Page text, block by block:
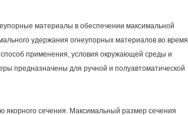
материалы в обеспечении максимальной
удержания огнеупорных материалов во время
применения, условия окружающей среды и
предназначены для ручной и полуавтоматической
якорного сечения. Максимальный размер сечения